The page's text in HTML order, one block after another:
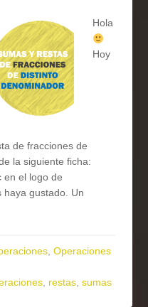
Hola
Hoy
de fracciones de
la siguiente ficha:
en el logo de
haya gustado. Un
,Operaciones
, restas,sumas